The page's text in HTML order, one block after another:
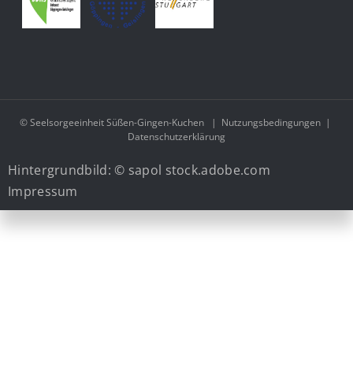
© Seelsorgeeinheit Süßen-Gingen-Kuchen | Nutzungsbedingungen |
Datenschutzerklärung
Hintergrundbild: © sapol stock.adobe.com
Impressum